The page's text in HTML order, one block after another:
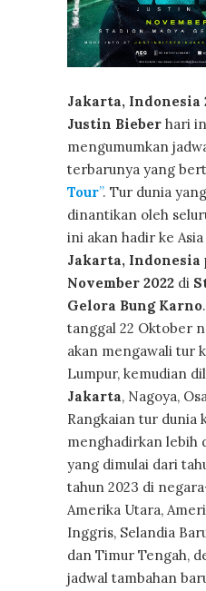
Jakarta, Indonesia
Justin Bieber hari
mengumumkan
terbarunya yang
Tour”. Tur dunia
dinantikan oleh
ini akan hadir ke
Jakarta, Indonesia
November 2022 di
Gelora Bung Karno
tanggal 22 Oktober
akan mengawali tur
Lumpur, kemudian
Jakarta, Nagoya,
Rangkaian tur dunia
menghadirkan lebih
yang dimulai dari
tahun 2023 di
Amerika Utara,
Inggris, Selandia
dan Timur Tengah,
jadwal tambahan